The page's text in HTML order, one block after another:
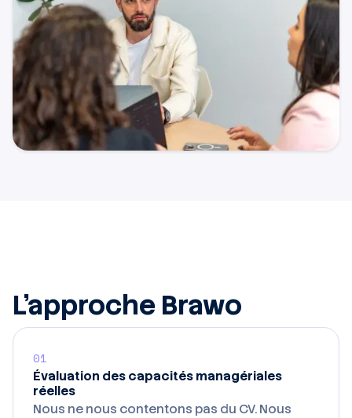
L'approche Brawo
01
Évaluation des capacités managériales
réelles
Nous ne nous contentons pas du CV. Nous